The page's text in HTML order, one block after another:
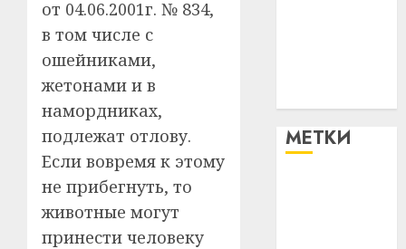
от 04.06.2001г. № 834,
в том числе с
ошейниками,
жетонами и в
намордниках,
подлежат отлову.
Если вовремя к этому
не прибегнуть, то
животные могут
принести человеку
МЕТКИ